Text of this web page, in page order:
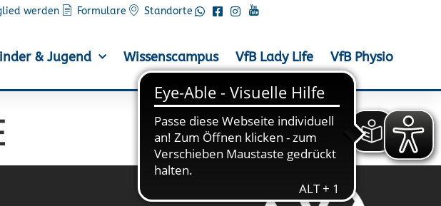
werden Formulare Standorte
& Jugend Wissenscampus VfB Lady Life VfB Physio